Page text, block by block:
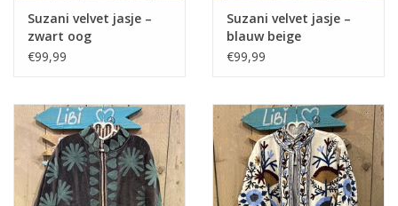
Suzani velvet jasje –
zwart oog
€99,99
Suzani velvet jasje –
blauw beige
€99,99